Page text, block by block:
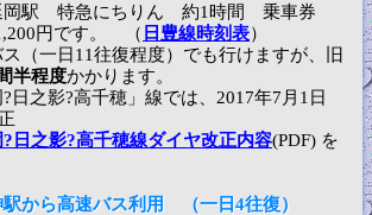
岡駅 特急にちりん 約1時間 乗車券
円です。 （ 日豊線時刻表）
（一日11往復程度）でも行けますが、旧
半程度かかります。
日之影?高千穂」線では、2017年7月1日
日之影?高千穂線ダイヤ改正内容(PDF) を
駅から高速バス利用 （一日4往復）